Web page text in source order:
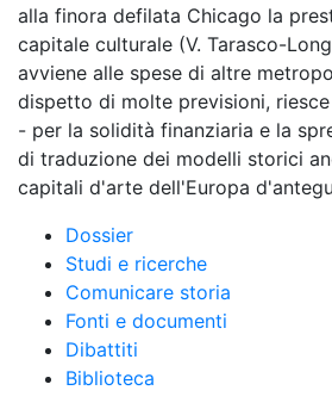
alla finora defilata Chicago la
capitale culturale (V. Tarasco-
avviene alle spese di altre
dispetto di molte previsioni,
- per la solidità finanziaria e la
di traduzione dei modelli storici
capitali d'arte dell'Europa
Dossier
Studi e ricerche
Comunicare storia
Fonti e documenti
Dibattiti
Biblioteca